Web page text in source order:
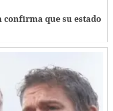
que su estado